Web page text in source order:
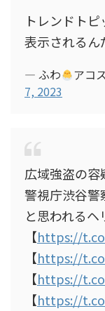
トレンドト
表示される
— ふわ アコ
7, 2023
広域強盗の容
警視庁渋谷警
と思われるヘ
【https://
【https://
【https://
【https://